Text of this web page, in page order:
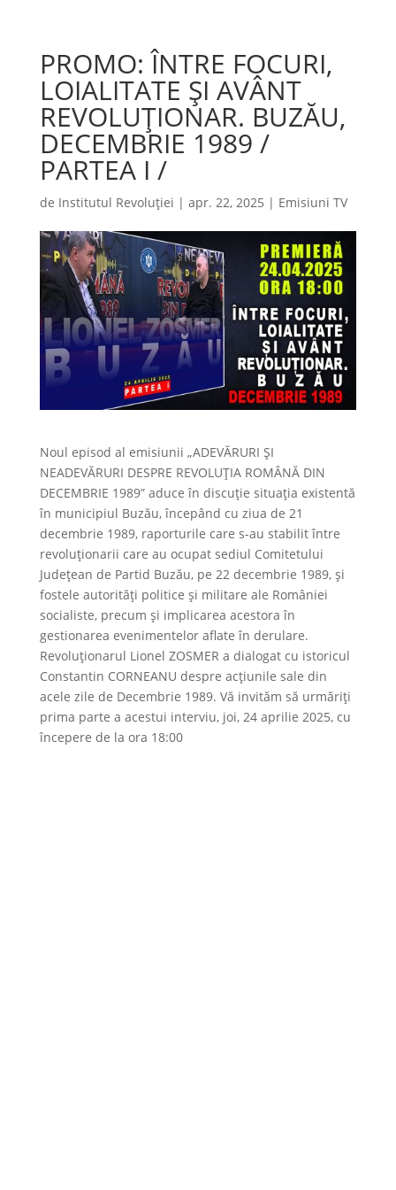
PROMO: ÎNTRE FOCURI,
LOIALITATE ȘI AVÂNT
REVOLUȚIONAR. BUZĂU,
DECEMBRIE 1989 /
PARTEA I /
de Institutul Revoluției | apr. 22, 2025 | Emisiuni TV
Noul episod al emisiunii „ADEVĂRURI ȘI
NEADEVĂRURI DESPRE REVOLUȚIA ROMÂNĂ DIN
DECEMBRIE 1989” aduce în discuție situația existentă
în municipiul Buzău, începând cu ziua de 21
decembrie 1989, raporturile care s-au stabilit între
revoluționarii care au ocupat sediul Comitetului
Județean de Partid Buzău, pe 22 decembrie 1989, și
fostele autorități politice și militare ale României
socialiste, precum și implicarea acestora în
gestionarea evenimentelor aflate în derulare.
Revoluționarul Lionel ZOSMER a dialogat cu istoricul
Constantin CORNEANU despre acțiunile sale din
acele zile de Decembrie 1989. Vă invităm să urmăriți
prima parte a acestui interviu, joi, 24 aprilie 2025, cu
începere de la ora 18:00